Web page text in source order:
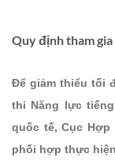
Quy định tham
Để giảm thiểu tối
thi Năng lực
quốc tế, Cục
phối hợp thực